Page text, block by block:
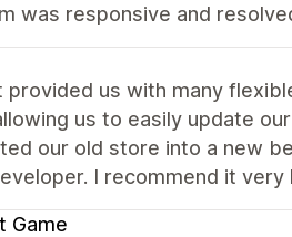
was responsive and
provided us with many
us to easily update
our old store into a new
I recommend it very
Game